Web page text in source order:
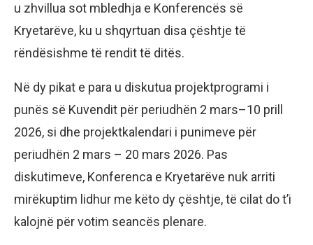
u zhvillua sot mbledhja e Konferencës së
Kryetarëve, ku u shqyrtuan disa çështje të
rëndësishme të rendit të ditës.
Në dy pikat e para u diskutua projektprogrami i
punës së Kuvendit për periudhën 2 mars–10 prill
2026, si dhe projektkalendari i punimeve për
periudhën 2 mars – 20 mars 2026. Pas
diskutimeve, Konferenca e Kryetarëve nuk arriti
mirëkuptim lidhur me këto dy çështje, të cilat do t’i
kalojnë për votim seancës plenare.